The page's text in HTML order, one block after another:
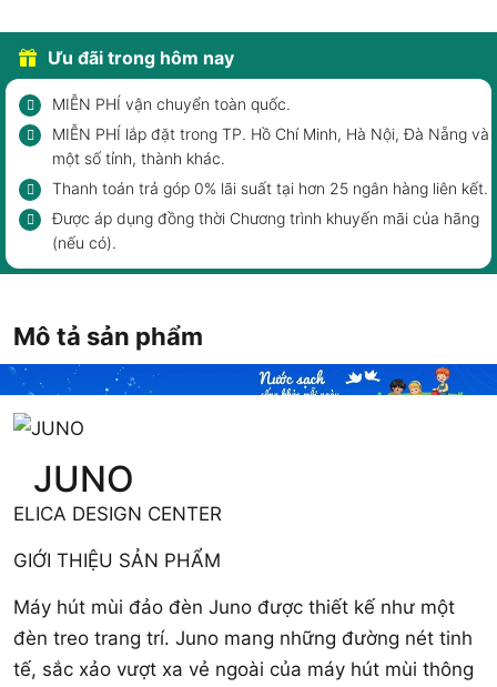
Ưu đãi trong hôm nay
MIỄN PHÍ vận chuyển toàn quốc.
MIỄN PHÍ lắp đặt trong TP. Hồ Chí Minh, Hà Nội, Đà Nẵng và
một số tỉnh, thành khác.
Thanh toán trả góp 0% lãi suất tại hơn 25 ngân hàng liên kết.
Được áp dụng đồng thời Chương trình khuyến mãi của hãng
(nếu có).
Mô tả sản phẩm
JUNO
ELICA DESIGN CENTER
GIỚI THIỆU SẢN PHẨM
Máy hút mùi đảo đèn Juno được thiết kế như một
đèn treo trang trí. Juno mang những đường nét tinh
tế, sắc xảo vượt xa vẻ ngoài của máy hút mùi thông